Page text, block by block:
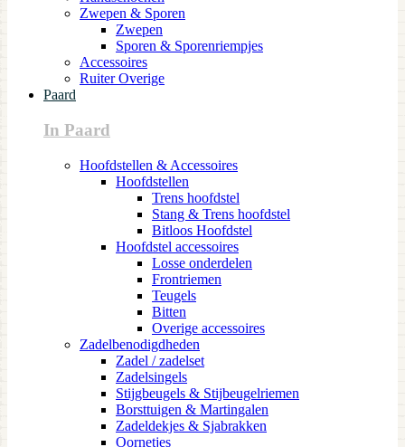
Zwepen & Sporen
Zwepen
Sporen & Sporenriempjes
Accessoires
Ruiter Overige
Paard
In Paard
Hoofdstellen & Accessoires
Hoofdstellen
Trens hoofdstel
Stang & Trens hoofdstel
Bitloos Hoofdstel
Hoofdstel accessoires
Losse onderdelen
Frontriemen
Teugels
Bitten
Overige accessoires
Zadelbenodigdheden
Zadel / zadelset
Zadelsingels
Stijgbeugels & Stijbeugelriemen
Borsttuigen & Martingalen
Zadeldekjes & Sjabrakken
Oornetjes